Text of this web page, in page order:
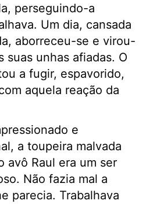
perseguindo-a
Um dia, cansada
aborreceu-se e virou-
suas unhas afiadas. O
a fugir, espavorido,
aquela reação da
e
a toupeira malvada
avô Raul era um ser
Não fazia mal a
parecia. Trabalhava